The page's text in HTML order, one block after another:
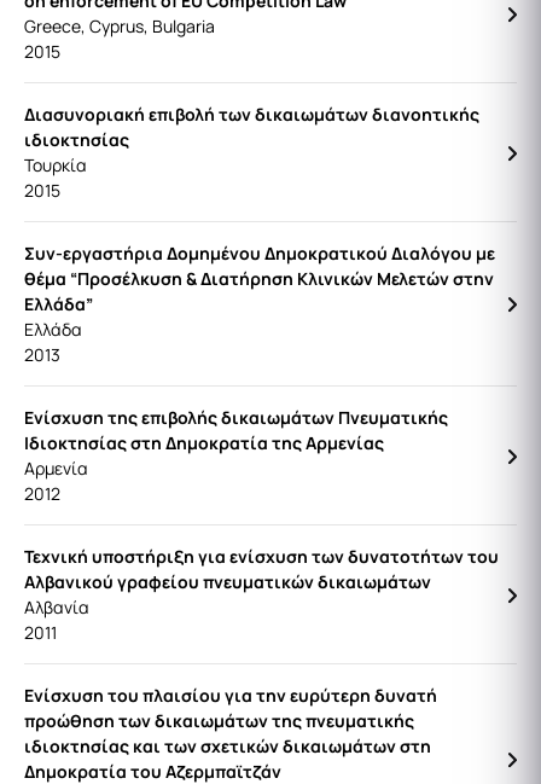
Greece, Cyprus, Bulgaria
2015
Διασυνοριακή επιβολή των δικαιωμάτων διανοητικής
ιδιοκτησίας
Τουρκία
2015
Συν-εργαστήρια Δομημένου Δημοκρατικού Διαλόγου με
θέμα “Προσέλκυση & Διατήρηση Κλινικών Μελετών στην
Ελλάδα”
Ελλάδα
2013
Ενίσχυση της επιβολής δικαιωμάτων Πνευματικής
Ιδιοκτησίας στη Δημοκρατία της Αρμενίας
Αρμενία
2012
Τεχνική υποστήριξη για ενίσχυση των δυνατοτήτων του
Αλβανικού γραφείου πνευματικών δικαιωμάτων
Αλβανία
2011
Ενίσχυση του πλαισίου για την ευρύτερη δυνατή
προώθηση των δικαιωμάτων της πνευματικής
ιδιοκτησίας και των σχετικών δικαιωμάτων στη
Δημοκρατία του Αζερμπαϊτζάν